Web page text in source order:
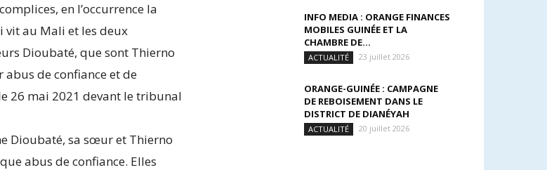
en l’occurrence la
au Mali et les deux
Dioubaté, que sont Thierno
de confiance et de
26 mai 2021 devant le tribunal
Dioubaté, sa sœur et Thierno
abus de confiance. Elles
INFO MEDIA : ORANGE FINANCES
MOBILES GUINÉE ET LA
CHAMBRE DE...
ACTUALITÉ 23 juillet 2026
ORANGE-GUINÉE : CAMPAGNE
DE REBOISEMENT DANS LE
DISTRICT DE DIANÉYAH
ACTUALITÉ 20 juillet 2026